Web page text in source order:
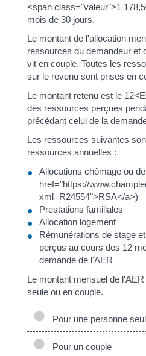
<span class="valeur">1
mois de 30 jours.
Le montant de l'allocation
ressources du demandeur et
vit en couple. Toutes les
sur le revenu sont prises en
Le montant retenu est le
des ressources perçues
précédant celui de la
Les ressources suivantes
ressources annuelles :
Allocations chômage ou
href="https://
xml=R24554">RSA</a>)
Prestations familiales
Allocation logement
Rémunérations de stage
perçus au cours des 12
demande de l'AER
Le montant mensuel de
seule ou en couple.
Pour une personne
Pour un couple